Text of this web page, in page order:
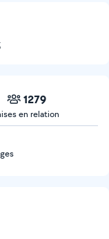
1279
en relation